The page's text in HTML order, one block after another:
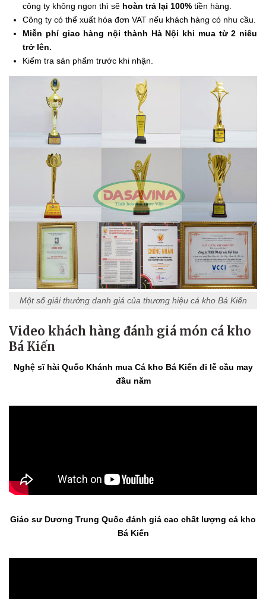
công ty không ngon thì sẽ hoàn trả lại 100% tiền hàng.
Công ty có thể xuất hóa đơn VAT nếu khách hàng có nhu cầu.
Miễn phí giao hàng nội thành Hà Nội khi mua từ 2 niêu
trở lên.
Kiểm tra sản phẩm trước khi nhận.
Một số giải thưởng danh giá của thương hiệu cá kho Bá Kiến
Video khách hàng đánh giá món cá kho
Bá Kiến
Nghệ sĩ hài Quốc Khánh mua Cá kho Bá Kiến đi lễ cầu may
đầu năm
Giáo sư Dương Trung Quốc đánh giá cao chất lượng cá kho
Bá Kiến